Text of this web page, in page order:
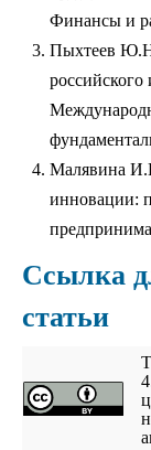
Финансы и
Пыхтеев
российского
Малявина
инновации:
Ссылка
статьи